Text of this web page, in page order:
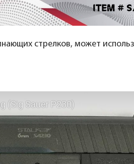
стрелков, может
(Sig Sauer P230)